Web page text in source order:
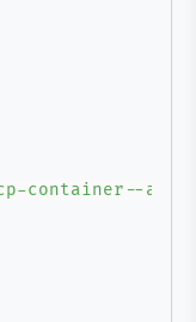
container--